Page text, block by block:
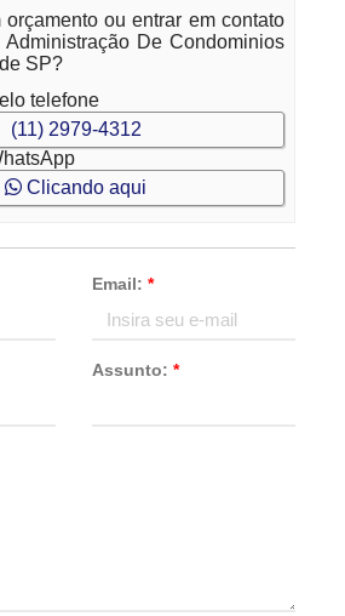
ou entrar em contato
Administração De Condominios
SP?
telefone
(11) 2979-4312
Clicando aqui
Email: *
Assunto: *